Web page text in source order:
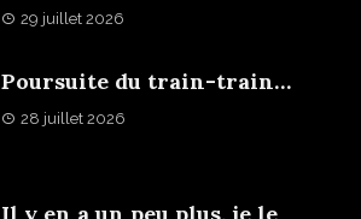
29 juillet 2026
Poursuite du train-train…
28 juillet 2026